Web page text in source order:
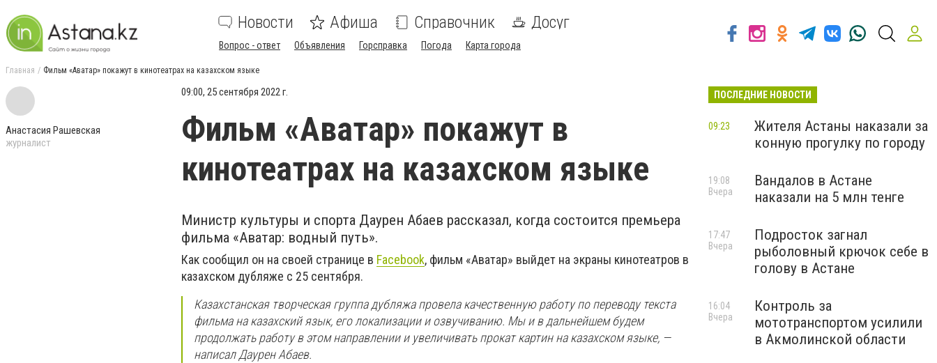
Новости Афиша Справочник Досуг
Вопрос - ответ Объявления Горсправка Погода Карта города
Главная Фильм «Аватар» покажут в кинотеатрах на казахском языке
Анастасия Рашевская
журналист
09:00, 25 сентября 2022 г.
Фильм «Аватар» покажут в
кинотеатрах на казахском языке
Министр культуры и спорта Даурен Абаев рассказал, когда состоится премьера
фильма «Аватар: водный путь».
Как сообщил он на своей странице в Facebook, фильм «Аватар» выйдет на экраны кинотеатров в
казахском дубляже с 25 сентября.
Казахстанская творческая группа дубляжа провела качественную работу по переводу текста
фильма на казахский язык, его локализации и озвучиванию. Мы и в дальнейшем будем
продолжать работу в этом направлении и увеличивать прокат картин на казахском языке, —
написал Даурен Абаев.
ПОСЛЕДНИЕ НОВОСТИ
Жителя Астаны наказали за
конную прогулку по городу
09:23
Вандалов в Астане
наказали на 5 млн тенге
19:08
Вчера
Подросток загнал
рыболовный крючок себе в
голову в Астане
17:47
Вчера
Контроль за
мототранспортом усилили
в Акмолинской области
16:04
Вчера